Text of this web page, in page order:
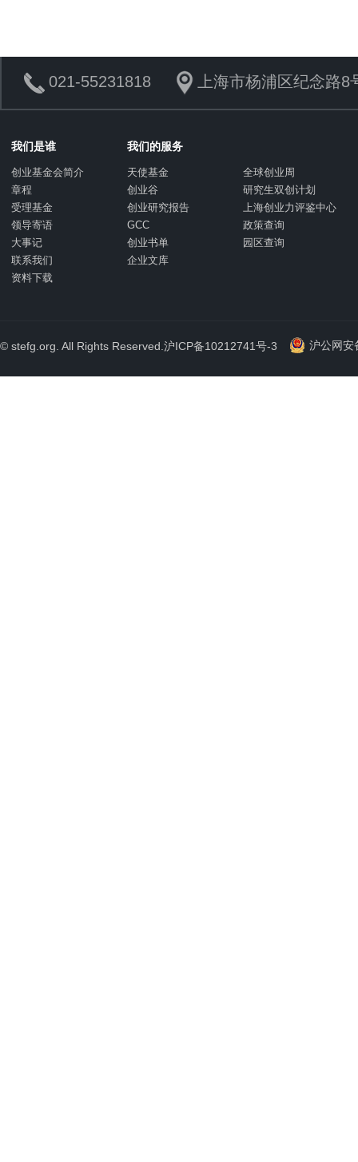
021-55231818 上海市杨浦区纪念路
我们是谁
创业基金会简介
章程
受理基金
领导寄语
大事记
联系我们
资料下载
我们的服务
天使基金
全球创业周
创业谷
研究生双创计划
创业研究报告
上海创业力评鉴中心
GCC
政策查询
创业书单
园区查询
企业文库
© stefg.org. All Rights Reserved. 沪ICP备10212741号-3 沪公网安